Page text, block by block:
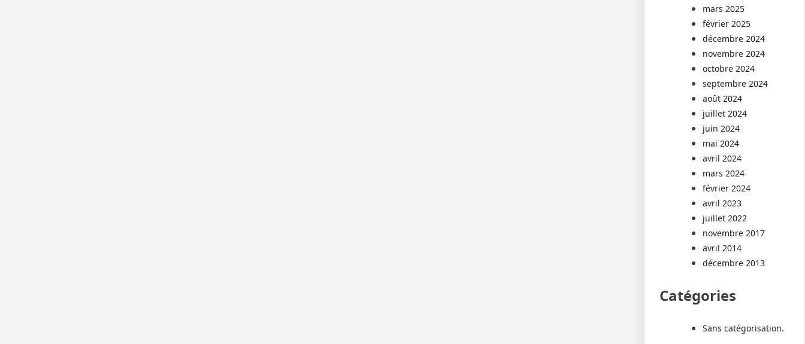
mars 2025
février 2025
décembre 2024
novembre 2024
octobre 2024
septembre 2024
août 2024
juillet 2024
juin 2024
mai 2024
avril 2024
mars 2024
février 2024
avril 2023
juillet 2022
novembre 2017
avril 2014
décembre 2013
Catégories
Sans catégorisation.